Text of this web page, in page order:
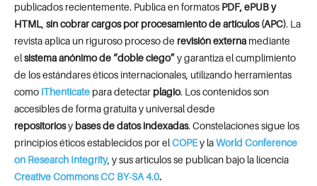
publicados recientemente. Publica en formatos PDF, ePUB y
HTML, sin cobrar cargos por procesamiento de artículos (APC). La
revista aplica un riguroso proceso de revisión externamediante
elsistema anónimo de “doble ciego”y garantiza el cumplimiento
de los estándares éticos internacionales, utilizando herramientas
como iThenticate para detectar plagio. Los contenidos son
accesibles de forma gratuita y universal desde
repositoriosy bases de datos indexadas. Constelaciones sigue los
principios éticos establecidos por elCOPEy laWorld Conference
on Research Integrity, y sus artículos se publican bajo la licencia
Creative Commons CC BY-SA 4.0.